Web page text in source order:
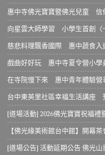
惠中寺佛光寶寶暨佛光兒童 信
向星雲大師學習 小學生首創〈
慈悲料理飄香國際 惠中蔬食入
戲曲好好玩 惠中寺夏令營小學
在寺院慢下來 惠中青年體驗營
台中東英里社區幸福生活講座
[道場活動] 2026佛光寶寶祝福禮
【佛光緣美術館台中館】開幕茶
[道場公告] 活動延期公告 佛光